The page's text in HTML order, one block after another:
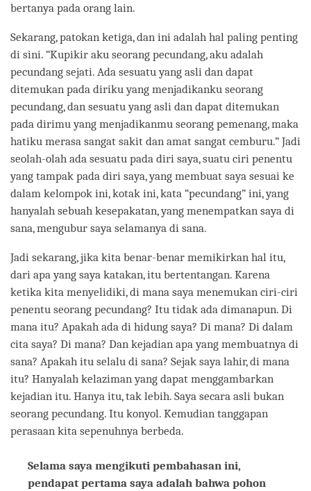
bertanya pada orang lain.
Sekarang, patokan ketiga, dan ini adalah hal paling penting
di sini. “Kupikir aku seorang pecundang, aku adalah
pecundang sejati. Ada sesuatu yang asli dan dapat
ditemukan pada diriku yang menjadikanku seorang
pecundang, dan sesuatu yang asli dan dapat ditemukan
pada dirimu yang menjadikanmu seorang pemenang, maka
hatiku merasa sangat sakit dan amat sangat cemburu.” Jadi
seolah-olah ada sesuatu pada diri saya, suatu ciri penentu
yang tampak pada diri saya, yang membuat saya sesuai ke
dalam kelompok ini, kotak ini, kata “pecundang” ini, yang
hanyalah sebuah kesepakatan, yang menempatkan saya di
sana, mengubur saya selamanya di sana.
Jadi sekarang, jika kita benar-benar memikirkan hal itu,
dari apa yang saya katakan, itu bertentangan. Karena
ketika kita menyelidiki, di mana saya menemukan ciri-ciri
penentu seorang pecundang? Itu tidak ada dimanapun. Di
mana itu? Apakah ada di hidung saya? Di mana? Di dalam
cita saya? Di mana? Dan kejadian apa yang membuatnya di
sana? Apakah itu selalu di sana? Sejak saya lahir, di mana
itu? Hanyalah kelaziman yang dapat menggambarkan
kejadian itu. Hanya itu, tak lebih. Saya secara asli bukan
seorang pecundang. Itu konyol. Kemudian tanggapan
perasaan kita sepenuhnya berbeda.
Selama saya mengikuti pembahasan ini,
pendapat pertama saya adalah bahwa pohon